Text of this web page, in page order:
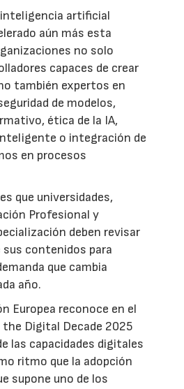
inteligencia artificial
aún más esta
no solo
capaces de crear
también expertos en
de modelos,
ética de la IA,
o integración de
en procesos
que universidades,
Profesional y
deben revisar
contenidos para
que cambia
año.
Europea reconoce en el
Digital Decade 2025
las capacidades digitales
ritmo que la adopción
supone uno de los